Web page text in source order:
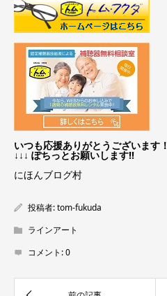
いつも応援ありがとうございます！
↓↓↓ ぽちっとお願いします!!
にほんブログ村
投稿者:tom-fukuda
ラインアート
コメント:0